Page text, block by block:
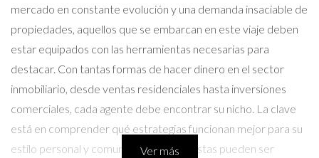
mercado en constante evolución y una demanda insaciable de
propiedades, aquellos que se embarcan en este viaje deben
estar equipados con las herramientas necesarias para
destacar. Con tantas formas de hacer dinero en el sector
inmobiliario, desde ventas residenciales hasta inversiones
comerciales, cada agente debe encontrar su nicho. La clave
está en comprender qué estrategias funcionan mejor para su
estilo personal y comunitario, y cómo estas pueden ser
Ver más